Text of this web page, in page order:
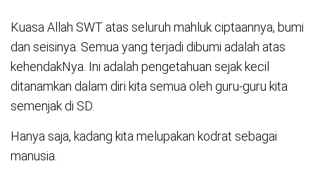
Kuasa Allah SWT atas seluruh mahluk ciptaannya, bumi
dan seisinya. Semua yang terjadi dibumi adalah atas
kehendakNya. Ini adalah pengetahuan sejak kecil
ditanamkan dalam diri kita semua oleh guru-guru kita
semenjak di SD.
Hanya saja, kadang kita melupakan kodrat sebagai
manusia.